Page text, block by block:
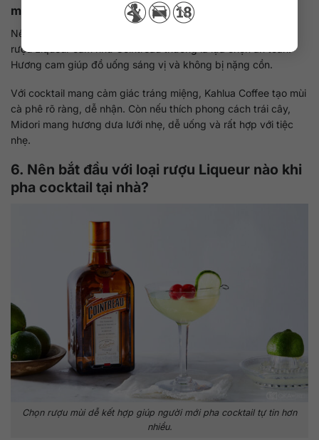
muốn
Nếu muốn pha cocktail theo kiểu tươi và dễ uống, các dòng
rượu Liqueur cam như Cointreau thường là lựa chọn an toàn.
Hương cam giúp đồ uống sáng vị và không bị nặng cồn.
Với cocktail mang cảm giác tráng miệng, Kahlua Coffee tạo mùi
cà phê rõ ràng, dễ nhận. Còn nếu thích phong cách trái cây,
Midori mang hương dưa lưới nhẹ, dễ uống và rất hợp với tiệc
nhẹ.
6. Nên bắt đầu với loại rượu Liqueur nào khi
pha cocktail tại nhà?
Chọn rượu mùi dễ kết hợp giúp người mới pha cocktail tự tin hơn
nhiều.